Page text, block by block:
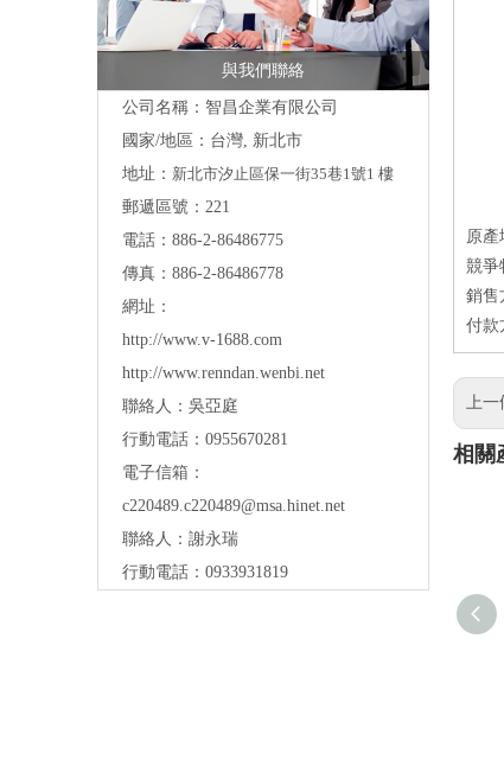
與我們聯絡
公司名稱：智昌企業有限公司
國家/地區：台灣, 新北市
地址： 新北市汐止區保一街35巷1號1 樓
郵遞區號：221
電話：886-2-86486775
傳真：886-2-86486778
網址：
http://www.v-1688.com
http://www.renndan.wenbi.net
聯絡人：吳亞庭
行動電話：0955670281
電子信箱：
c220489.c220489@msa.hinet.net
聯絡人：謝永瑞
行動電話：0933931819
原產
競爭
銷售
付款
上一
相關